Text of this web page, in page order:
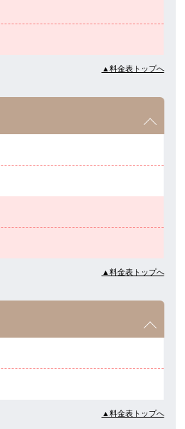
▲料金表トップへ
▲料金表トップへ
▲料金表トップへ